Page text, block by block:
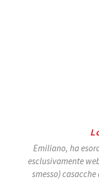
Emiliano, ha
esclusivamente
smesso)